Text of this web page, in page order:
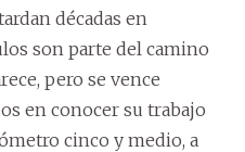
décadas en
son parte del camino
pero se vence
en conocer su trabajo
cinco y medio, a